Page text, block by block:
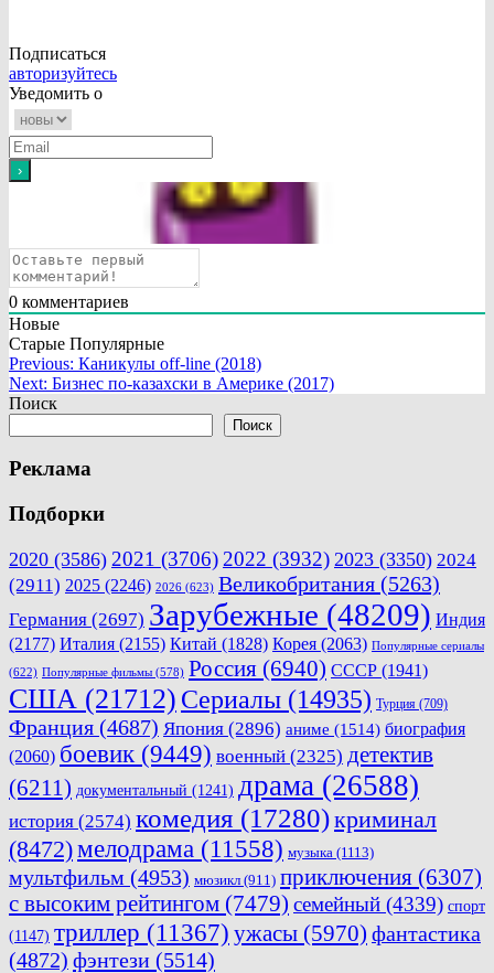
Подписаться
авторизуйтесь
Уведомить о
0 комментариев
Новые
Старые Популярные
Навигация
по
Previous: Каникулы off-line (2018)
Next: Бизнес по-казахски в Америке (2017)
Поиск
Поиск
Реклама
Подборки
2020 (3586) 2021 (3706) 2022 (3932) 2023 (3350) 2024
(2911) 2025 (2246) 2026 (623) Великобритания (5263)
Германия (2697) Зарубежные (48209) Индия
(2177) Италия (2155) Китай (1828) Корея (2063) Популярные сериалы
(622) Популярные фильмы (578) Россия (6940) СССР (1941)
США (21712) Сериалы (14935) Турция (709)
Франция (4687) Япония (2896) аниме (1514) биография
(2060) боевик (9449) военный (2325) детектив
(6211) документальный (1241) драма (26588)
история (2574) комедия (17280)криминал
(8472)мелодрама (11558) музыка (1113)
мультфильм (4953) мюзикл (911) приключения (6307)
с высоким рейтингом (7479) семейный (4339) спорт
(1147) триллер (11367) ужасы (5970) фантастика
(4872) фэнтези (5514)